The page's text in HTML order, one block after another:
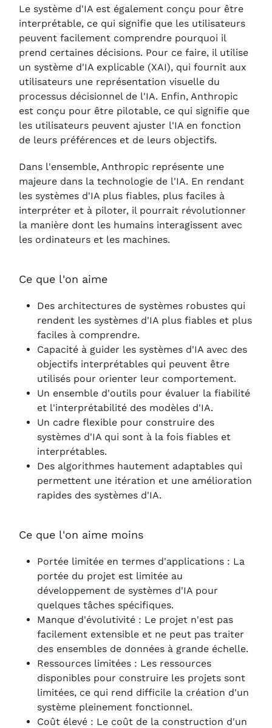
Le système d'IA est également conçu pour être
interprétable, ce qui signifie que les utilisateurs
peuvent facilement comprendre pourquoi il
prend certaines décisions. Pour ce faire, il utilise
un système d'IA explicable (XAI), qui fournit aux
utilisateurs une représentation visuelle du
processus décisionnel de l'IA. Enfin, Anthropic
est conçu pour être pilotable, ce qui signifie que
les utilisateurs peuvent ajuster l'IA en fonction
de leurs préférences et de leurs objectifs.
Dans l'ensemble, Anthropic représente une
majeure dans la technologie de l'IA. En rendant
les systèmes d'IA plus fiables, plus faciles à
interpréter et à piloter, il pourrait révolutionner
la manière dont les humains interagissent avec
les ordinateurs et les machines.
Ce que l'on aime
Des architectures de systèmes robustes qui
rendent les systèmes d'IA plus fiables et plus
faciles à comprendre.
Capacité à guider les systèmes d'IA avec des
objectifs interprétables qui peuvent être
utilisés pour orienter leur comportement.
Un ensemble d'outils pour évaluer la fiabilité
et l'interprétabilité des modèles d'IA.
Un cadre flexible pour construire des
systèmes d'IA qui sont à la fois fiables et
interprétables.
Des algorithmes hautement adaptables qui
permettent une itération et une amélioration
rapides des systèmes d'IA.
Ce que l'on aime moins
Portée limitée en termes d'applications : La
portée du projet est limitée au
développement de systèmes d'IA pour
quelques tâches spécifiques.
Manque d'évolutivité : Le projet n'est pas
facilement extensible et ne peut pas traiter
des ensembles de données à grande échelle.
Ressources limitées : Les ressources
disponibles pour construire les projets sont
limitées, ce qui rend difficile la création d'un
système pleinement fonctionnel.
Coût élevé : Le coût de la construction d'un